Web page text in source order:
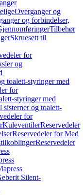
Overganger og
og forbindelser,
Tilbehør
Skruesett til
for
og
toalett-styringer med
for
styringer med
og toalett-
for
KuleventilerReservedeler
Reservedeler for Med
Reservedeler
Silent-